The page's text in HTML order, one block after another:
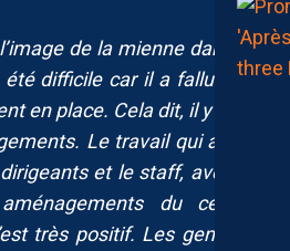
de la mienne dans le
difficile car il a fallu que
en place. Cela dit, il y a eu
Le travail qui a été
et le staff, avec le
du centre
très positif. Les gens ne